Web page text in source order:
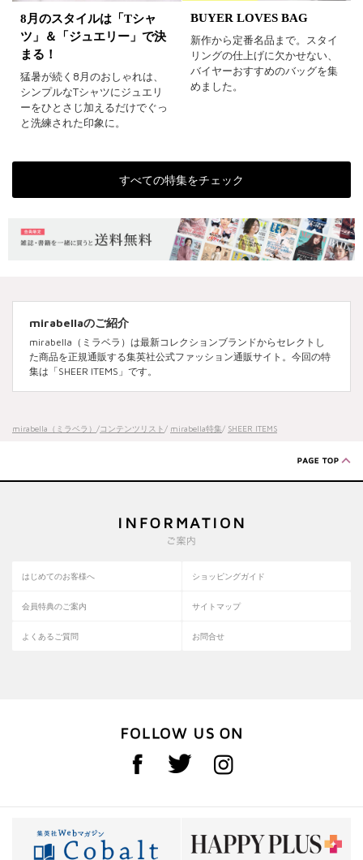
8月のスタイルは「Tシャ
ツ」＆「ジュエリー」で決
まる！
猛暑が続く8月のおしゃれは、
シンプルなTシャツにジュエリ
ーをひとさじ加えるだけでぐっ
と洗練された印象に。
BUYER LOVES BAG
新作から定番名品まで。スタイ
リングの仕上げに欠かせない、
バイヤーおすすめのバッグを集
めました。
すべての特集をチェック
mirabellaのご紹介
mirabella（ミラベラ）は最新コレクションブランドからセレクトし
た商品を正規通販する集英社公式ファッション通販サイト。今回の特
集は「SHEER ITEMS」です。
mirabella（ミラベラ） /コンテンツリスト / mirabella特集/ SHEER ITEMS
はじめてのお客様へ ショッピングガイド
会員特典のご案内 サイトマップ
よくあるご質問 お問合せ